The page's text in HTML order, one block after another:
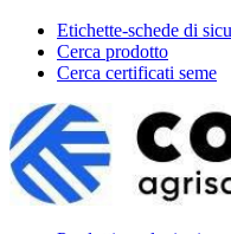
Etichette-schede di
Cerca prodotto
Cerca certificati seme